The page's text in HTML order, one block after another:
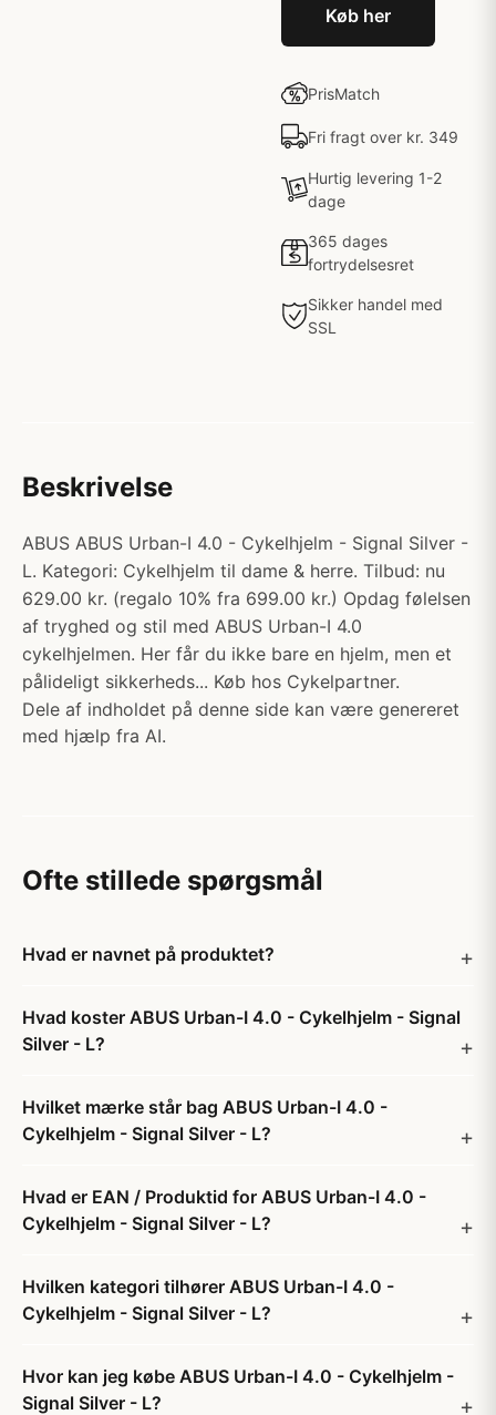
Køb her
PrisMatch
Fri fragt over kr. 349
Hurtig levering 1-2
dage
365 dages
fortrydelsesret
Sikker handel med
SSL
Beskrivelse
ABUS ABUS Urban-I 4.0 - Cykelhjelm - Signal Silver -
L. Kategori: Cykelhjelm til dame & herre. Tilbud: nu
629.00 kr. (regalo 10% fra 699.00 kr.) Opdag følelsen
af tryghed og stil med ABUS Urban-I 4.0
cykelhjelmen. Her får du ikke bare en hjelm, men et
pålideligt sikkerheds... Køb hos Cykelpartner.
Dele af indholdet på denne side kan være genereret
med hjælp fra AI.
Ofte stillede spørgsmål
Hvad er navnet på produktet?
Hvad koster ABUS Urban-I 4.0 - Cykelhjelm - Signal
Silver - L?
Hvilket mærke står bag ABUS Urban-I 4.0 -
Cykelhjelm - Signal Silver - L?
Hvad er EAN / Produktid for ABUS Urban-I 4.0 -
Cykelhjelm - Signal Silver - L?
Hvilken kategori tilhører ABUS Urban-I 4.0 -
Cykelhjelm - Signal Silver - L?
Hvor kan jeg købe ABUS Urban-I 4.0 - Cykelhjelm -
Signal Silver - L?